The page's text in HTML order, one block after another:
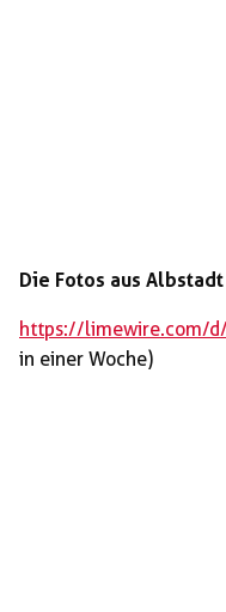
Die Fotos aus
https://limewire.com/d/
in einer Woche)